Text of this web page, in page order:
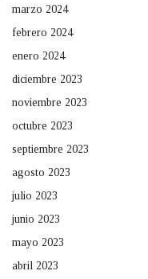
marzo 2024
febrero 2024
enero 2024
diciembre 2023
noviembre 2023
octubre 2023
septiembre 2023
agosto 2023
julio 2023
junio 2023
mayo 2023
abril 2023